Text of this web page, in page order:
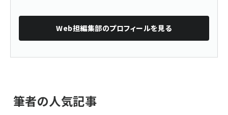
Web担編集部のプロフィールを見る
筆者の人気記事